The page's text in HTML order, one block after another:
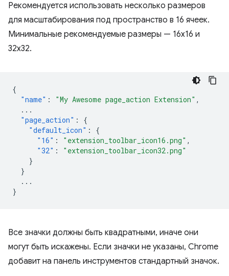
Рекомендуется использовать несколько размеров
для масштабирования под пространство в 16 ячеек.
Минимальные рекомендуемые размеры — 16x16 и
32x32.
{
"name" : "My Awesome page_action Extension" ,
...
"page_action" :
{
"default_icon" :
{
"16" : "extension_toolbar_icon16.png" ,
"32" :
"extension_toolbar_icon32.png"
}
}
...
}
Все значки должны быть квадратными, иначе они
могут быть искажены. Если значки не указаны, Chrome
добавит на панель инструментов стандартный значок.